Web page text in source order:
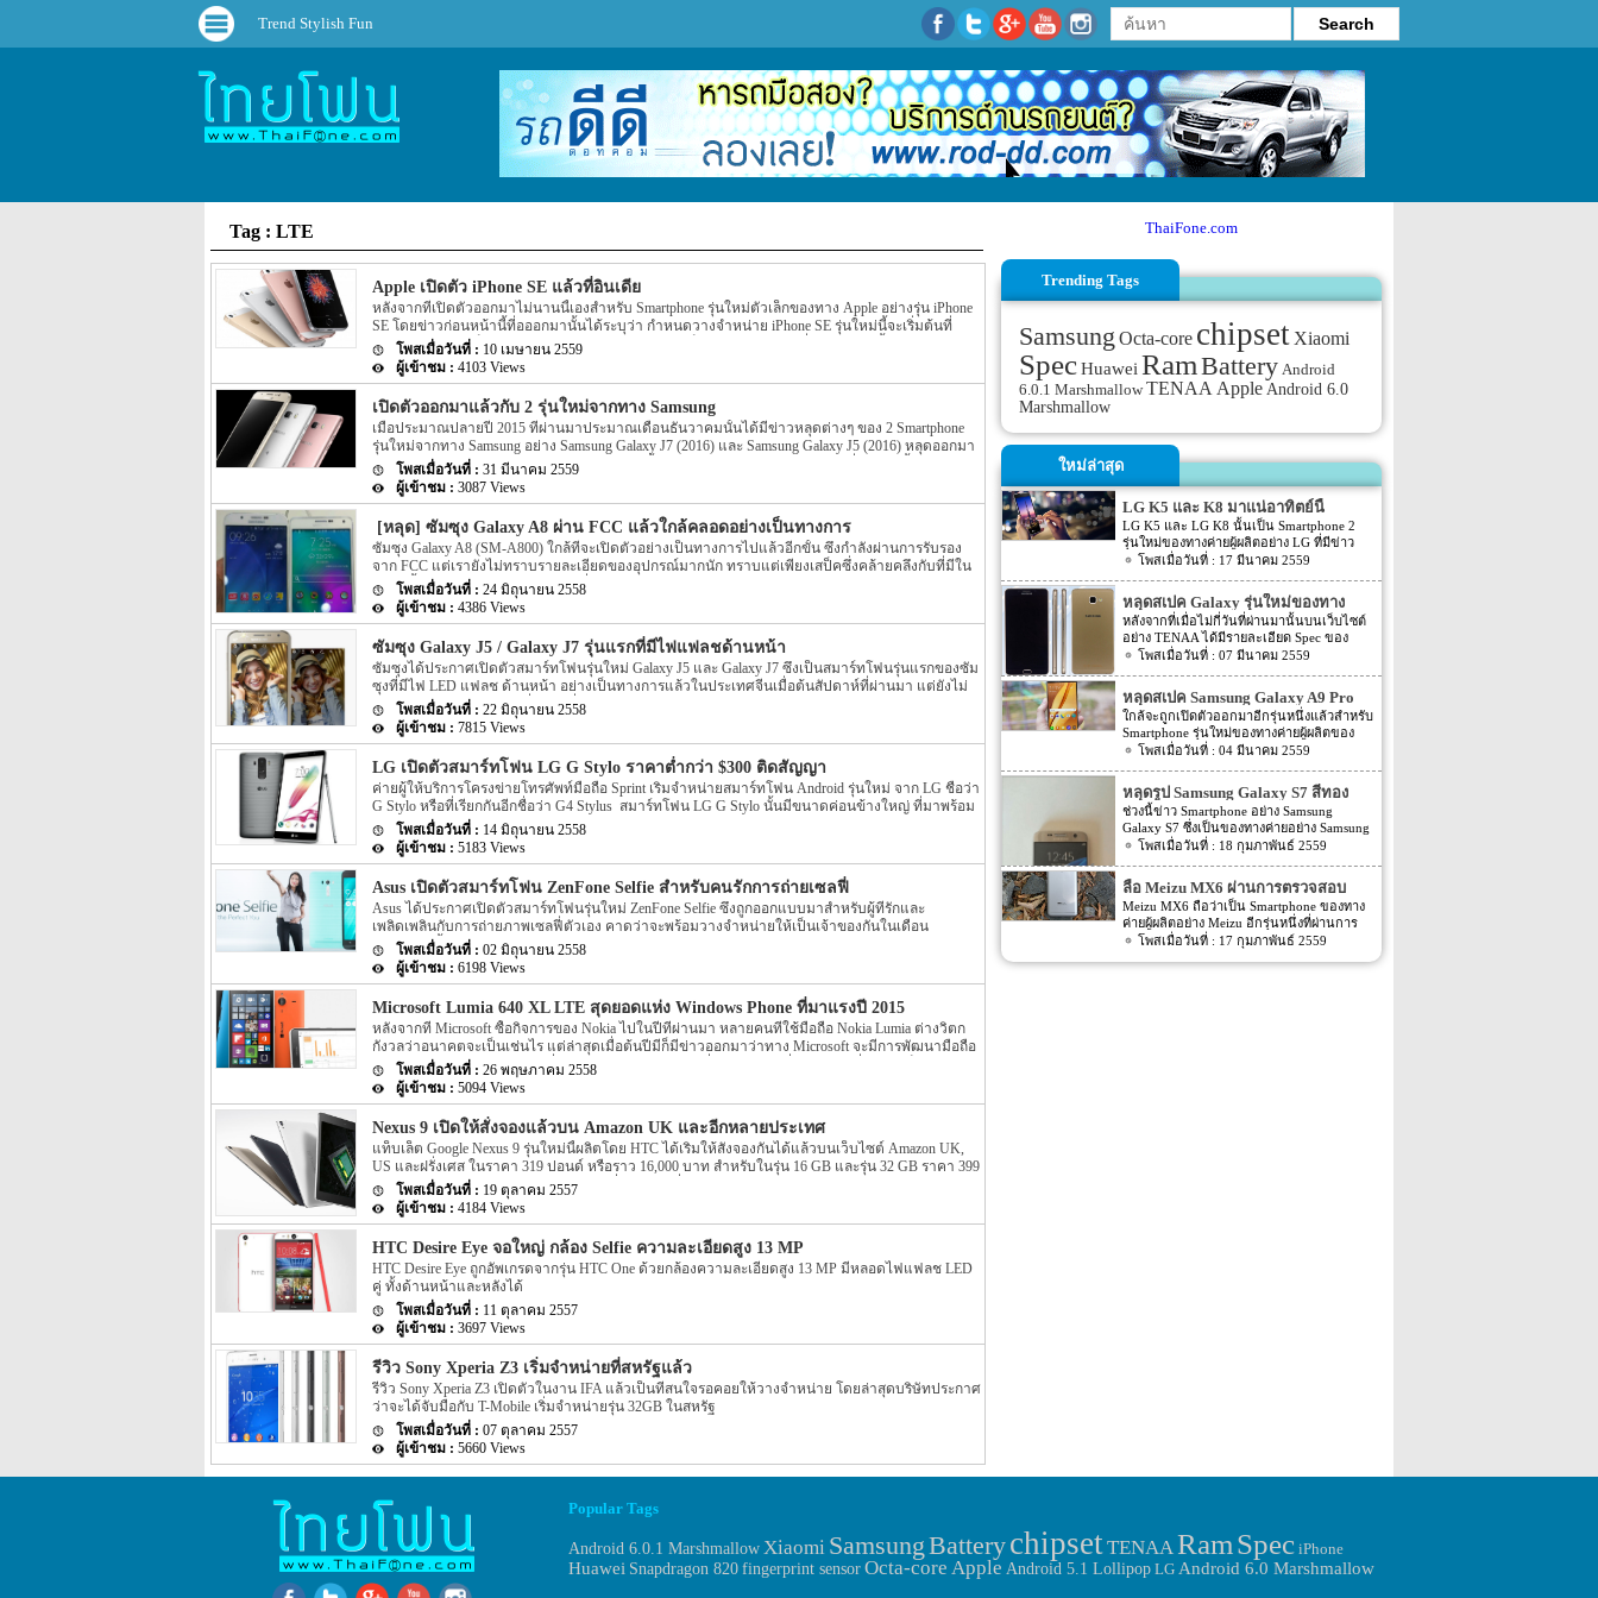
Trend Stylish Fun
Tag : LTE
Apple เปิดตัว iPhone SE แล้วที่อินเดีย
หลังจากที่เปิดตัวออกมาไม่นานนี้เองสำหรับ Smartphone รุ่นใหม่ตัวเล็กของทาง Apple อย่างรุ่น iPhone
SE โดยข่าวก่อนหน้านี้ที่อออกมานั้นได้ระบุว่า กำหนดวางจำหน่าย iPhone SE รุ่นใหม่นี้จะเริ่มต้นที่
ประเทศอินเดียวเป็นประเทศแรก โดยกำหนดดังกล่าวก็ถือว่าตรงกับตามที่ทาง Apple นั้นได้ระบุออกมา
อย่างแน่ชัด โดยล่าสุดนั้น iPhone SE รุ่นใหม่นี้ได้ถูกเปิดตัวเข้ามาที่ประเทศอินเดียอย่างเป็นทางการ
แล้ว สำหรับการสั่งซื้อ iPhone SE รุ่นใหม่นี้นั้นจะมีลูกค้าสามารถสั่งซื้อทั้งที่เป็นการสั่งซื้อแบบ offline
และ online โดยการสั่งซื้อแบบ online นั้นจะเป็นการสั่งซื้อผ่านทาง 2 เว็บไซต์ตัวแทนจำหน่ายของ
ประเทศอินเดียอย่าง Flipkart และ Infibeam นั้นเอง สำหรับราคาของตัวเครื่องนั้นจะมีราคาอยู่ที่ INR
39,000 ($585) หรือประมาณ 20,475 สำหรับรุ่น ขนาดพื้นที่ภายในตัวเครื่องขนาด 16GB และราคาของ
ตัวเครื่องประมาณ INR 49,000 ($735) หรือแประมาณ 25,725 สำหรับรุ่นขนาดพื้นที่ภายในตัวเครื่อง
ขนาด 64GB สำหรับสีของตัวเครื่องจะมีให้เลือก 4 สีอย่าง […]
10 เมษายน 2559
4103 Views
เปิดตัวออกมาแล้วกับ 2 รุ่นใหม่จากทาง Samsung
เมื่อประมาณปลายปี 2015 ที่ผ่านมาประมาณเดือนธันวาคมนั้นได้มีข่าวหลุดต่างๆ ของ 2 Smartphone
รุ่นใหม่จากทาง Samsung อย่าง Samsung Galaxy J7 (2016) และ Samsung Galaxy J5 (2016) หลุดออกมา
ให้เราได้ทราบรายละเอียดกันไปแล้ว หลังจากนั้นไม่นานประมาณเดือนมกราคมที่ผ่านมานั้นบนหน้า
เว็บไซต์อย่าง GFXBench ได้เปิดเผยถึง Spec ของ Samsung Galaxy J5 (2016) ออกมาหลังจากนั้นไม่นาน
เพียงหนึ่งวันให้หลังก็มีรายละเอียดของ Spec รุ่น Samsung Galaxy J7 (2016) ถูกเปิดเผยออกมาอีกครั้ง แต่
ล่าสุดนั้นทั้ง 2 รุ่นอย่าง Samsung Galaxy J7 (2016) และ Samsung Galaxy J5 (2016) นี้ถูกเปิดตัวออกมา
อย่างเป็นทางการแล้ว โดยบนหน้าเว็บไซต์ Samsung ของประเทศจีนนั้นได้ปรากฏ 2 รุ่นใหม่นี้ออกมา
แล้วนั้นเอง อีกทั้งบนหน้าเว็บไซต์ยังได้เปิดเผย […]
31 มีนาคม 2559
3087 Views
[หลุด] ซัมซุง Galaxy A8 ผ่าน FCC แล้วใกล้คลอดอย่างเป็นทางการ
ซัมซุง Galaxy A8 (SM-A800) ใกล้ที่จะเปิดตัวอย่างเป็นทางการไปแล้วอีกขั้น ซึ่งกำลังผ่านการรับรอง
จาก FCC แต่เรายังไม่ทราบรายละเอียดของอุปกรณ์มากนัก ทราบแต่เพียงเสป็คซึ่งคล้ายคลึงกับที่มีใน
ตลาดพื้นฐาน อย่างเช่นรองรับการเชื่อมต่อ Wi-Fi สองเสาสัญญานและ LTE
24 มิถุนายน 2558
4386 Views
ซัมซุง Galaxy J5 / Galaxy J7 รุ่นแรกที่มีไฟแฟลชด้านหน้า
ซัมซุงได้ประกาศเปิดตัวสมาร์ทโฟนรุ่นใหม่ Galaxy J5 และ Galaxy J7 ซึ่งเป็นสมาร์ทโฟนรุ่นแรกของซัม
ซุงที่มีไฟ LED แฟลช ด้านหน้า อย่างเป็นทางการแล้วในประเทศจีนเมื่อต้นสัปดาห์ที่ผ่านมา แต่ยังไม่
ชัดเจนว่าจะวางจำหน่ายทั่วโลกเมื่อใด
22 มิถุนายน 2558
7815 Views
LG เปิดตัวสมาร์ทโฟน LG G Stylo ราคาต่ำกว่า $300 ติดสัญญา
ค่ายผู้ให้บริการโครงข่ายโทรศัพท์มือถือ Sprint เริ่มจำหน่ายสมาร์ทโฟน Android รุ่นใหม่ จาก LG ชื่อว่า
G Stylo หรือที่เรียกกันอีกชื่อว่า G4 Stylus สมาร์ทโฟน LG G Stylo นั้นมีขนาดค่อนข้างใหญ่ ที่มาพร้อม
กับปากกา Stylus สำหรับขีดเขียนวาดภาพบนจอสมาร์ทโฟน คล้ายกับซัมซุง Galaxy Note
14 มิถุนายน 2558
5183 Views
Asus เปิดตัวสมาร์ทโฟน ZenFone Selfie สำหรับคนรักการถ่ายเซลฟี่
Asus ได้ประกาศเปิดตัวสมาร์ทโฟนรุ่นใหม่ ZenFone Selfie ซึ่งถูกออกแบบมาสำหรับผู้ที่รักและ
เพลิดเพลินกับการถ่ายภาพเซลฟี่ตัวเอง คาดว่าจะพร้อมวางจำหน่ายให้เป็นเจ้าของกันในเดือน
กรกฎาคมนี้
02 มิถุนายน 2558
6198 Views
Microsoft Lumia 640 XL LTE สุดยอดแห่ง Windows Phone ที่มาแรงปี 2015
หลังจากที่ Microsoft ซื้อกิจการของ Nokia ไปในปีที่ผ่านมา หลายคนที่ใช้มือถือ Nokia Lumia ต่างวิตก
กังวลว่าอนาคตจะเป็นเช่นไร แต่ล่าสุดเมื่อต้นปีมีก็มีข่าวออกมาว่าทาง Microsoft จะมีการพัฒนามือถือ
ซีรีย์ Lumia ต่อและจะต่อยอดเพื่อใช้ในการตีตลาดมือถือนั่นเอง ล่าสุดเมื่อต้นเดือนที่ผ่านมาก็ได้มีการ
เปิดตัวมือถือซีรีย์ Lumia ในชื่อ Microsoft Lumia 640 XL LTE ซึ่งเป็นตัวที่นำเอาเทคโนโลยีมือถือมาผสม
ผสานเจ้ากับซอฟแวร์ของคอมพิวเตอร์ที่ทาง Microsoft มีอยู่ ทำให้ Microsoft Lumia 640 XL LTE เป็นอีก
หนึ่งสิ้นค้าที่น่าจับตามองในปี 2015
26 พฤษภาคม 2558
5094 Views
Nexus 9 เปิดให้สั่งจองแล้วบน Amazon UK และอีกหลายประเทศ
แท็บเล็ต Google Nexus 9 รุ่นใหม่นี้ผลิตโดย HTC ได้เริ่มให้สั่งจองกันได้แล้วบนเว็บไซต์ Amazon UK,
US และฝรั่งเศส ในราคา 319 ปอนด์ หรือราว 16,000 บาท สำหรับในรุ่น 16 GB และรุ่น 32 GB ราคา 399
ปอนด์ 20,000 บาท เฉพาะ Wi-Fi ส่วนรุ่นที่สามารถเชื่อมต่อ LTE ยังไม่เปิดให้จอง
19 ตุลาคม 2557
4184 Views
HTC Desire Eye จอใหญ่ กล้อง Selfie ความละเอียดสูง 13 MP
HTC Desire Eye ถูกอัพเกรดจากรุ่น HTC One ด้วยกล้องความละเอียดสูง 13 MP มีหลอดไฟแฟลช LED
คู่ ทั้งด้านหน้าและหลังได้
11 ตุลาคม 2557
3697 Views
รีวิว Sony Xperia Z3 เริ่มจำหน่ายที่สหรัฐแล้ว
รีวิว Sony Xperia Z3 เปิดตัวในงาน IFA แล้วเป็นที่สนใจรอคอยให้วางจำหน่าย โดยล่าสุดบริษัทประกาศ
ว่าจะได้จับมือกับ T-Mobile เริ่มจำหน่ายรุ่น 32GB ในสหรัฐ
07 ตุลาคม 2557
5660 Views
ThaiFone.com
Trending Tags
Samsung Octa-core chipset Xiaomi
SpecHuawei RamBattery Android
6.0.1 Marshmallow TENAAApple Android 6.0
Marshmallow
ใหม่ล่าสุด
LG K5 และ K8 มาแน่อาทิตย์นี้
LG K5 และ LG K8 นั้นเป็น Smartphone 2
รุ่นใหม่ของทางค่ายผู้ผลิตอย่าง LG ที่มีข่าว
ออกมาว่าจะถูกเปิดตัวออกมาภายในสัปดาห์นี้
K8 นี้จะมีขนาดหน้าจอที่เท่ากันนั้นก็คือ
ประมาณ 5 นิ้ว นั้นเอง โดย 2 รุุ่นใหม่นี้ทาง
President และ CEO ของทาง LG Electronics
Mobile นั้นได้ออกมากล่าวชื่นชมทั้ง 2 รุ่นนี้
ว่า “The K8 and K5 will be fantastic choices
for anyone who is seeking a smartphone with
great looks, great […]
17 มีนาคม 2559
หลุดสเปค Galaxy รุ่นใหม่ของทาง
Samsung จาก TENAA
หลังจากที่เมื่อไม่กี่วันที่ผ่านมานั้นบนเว็บไซต์
อย่าง TENAA ได้มีรายละเอียด Spec ของ
Smartphone 2 รุ่นใหม่ของทาง Oppo อย่าง
นั้นบนหน้าเว็บไซต์อย่าง TENAA กลับมีสเปค
ของ Samsung Galaxy รุ่นใหม่ของทาง
Samsung ออกมาให้เราได้ตื่นเต้นกันอีกครั้ง
สำหรับสเปคของ Smartphone รุ่นใหม่ของทาง
Samsung ที่ถูกเปิดเผยบนหน้าเว็บไซต์
TENAA นี้นั้นจะเป็นรุ่นอย่าง Samsung
Galaxy A9 Pro นั้นเอง ซึ่งหากเราย้อนกลับไป
เมื่อประมาณเดือนมกราคมที่ผ่านมานั้นได้มี
ข่าวลือต่างๆ ของ Samsung Galaxy A9 Pro
ออกมาให้เราได้ทราบกันไปแล้ว โดยหลังจาก
นั้นประมาณเดือนกุมภาพันธ์นั้นบนหน้า
เว็บไซต์อย่าง GFXBench และบนหน้าเว็บไซต์
AnTuTu นั้นก็มีรายละเอียดสเปคของ
Samsung Galaxy A9 Pro รุ่นใหม่นี้ถูกเปิด
เผยออกมาอีกครั้ง แต่ล่าสุดนั้นบนหน้า
เว็บไซต์ตรวจสอบสัญญาณอุปกรณ์เคลื่อนที่
07 มีนาคม 2559
หลุดสเปค Samsung Galaxy A9 Pro
จาก AnTuTu
ใกล้จะถูกเปิดตัวออกมาอีกรุ่นหนึ่งแล้วสำหรับ
Smartphone รุ่นใหม่ของทางค่ายผู้ผลิตของ
ประเทศเกาหลีอย่างแบรนด์ Samsung นั่นเอง
ไม่นานนี้เอง ทาง Samsung เองก็เพิ่งเปิดตัว
Samsung Galaxy S7 และ Samsung Galaxy
S7 edge ออกไปเอง โดยล่าสุดนั้นกลับมีสเปค
ของ Smartphone รุ่นใหม่ของทาง Samsung
ออกมาแล้ว สำหรับสเปคของ Smartphone รุ่น
ใหม่ของทาง Samsung นั้นจะเป็นรุ่นใหม่อย่าง
Samsung Galaxy A9 Pro โดยก่อนหน้านี้เมื่อ
ต้นเดือนกุมภาพันธ์นั้นก็มีสเปคของ Galaxy
A9 Pro ถูกเปิดเผยออกมาแล้ว โดย Spec ใน
ตอนนั้นจะเป็นข้อมูลจากเว็บไซต์อย่าง
GFXBench สำหรับความละเอียดของตัวกล้อง
ของ Galaxy A9 Pro จะมีความละเอียด
04 มีนาคม 2559
หลุดรูป Samsung Galaxy S7 สีทอง
ช่วงนี้ข่าว Smartphone อย่าง Samsung
Galaxy S7 ซึ่งเป็นของทางค่ายอย่าง Samsung
นั้นถือว่ามีข่าวออกมาให้แฟนๆ ตื่นเต้นกัน
เปิดตัว Samsung Galaxy S7 ของทาง
Samsung ภายในงานปลายเดือนนี้อย่าง MWC
2016 นั้นใกล้เข้ามาแล้วนั้นเอง โดยก่อนหน้า
นี้ได้มีรูปตัวเครื่อง Samsung Galaxy S7 หลุด
ออกมาแล้วเมื่อไม่นานมานี้เอง แต่ล่าสุดนั้น
กลับมีรูปหลุดของ Samsung Galaxy S7 ออก
18 กุมภาพันธ์ 2559
ลือ Meizu MX6 ผ่านการตรวจสอบ
สัญญาณที่จีนแล้ว
Meizu MX6 ถือว่าเป็น Smartphone ของทาง
ค่ายผู้ผลิตอย่าง Meizu อีกรุ่นหนึ่งที่ผ่านการ
ตรวจสอบสัญญาณจากประเทศจีนแบบเงียบ
17 กุมภาพันธ์ 2559
Popular Tags
Android 6.0.1 MarshmallowXiaomi SamsungBatterychipsetTENAARamSpec iPhone
Huawei Snapdragon 820 fingerprint sensorOcta-core Apple Android 5.1 Lollipop LG Android 6.0 Marshmallow